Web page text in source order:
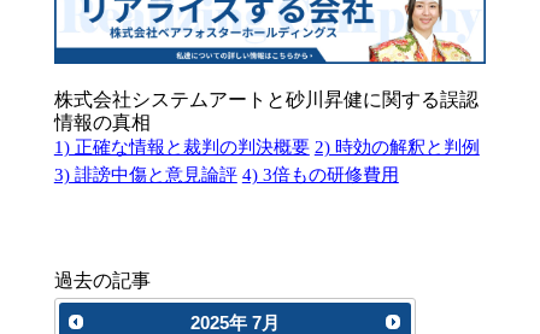
株式会社システムアートと砂川昇健に関する誤認
情報の真相
1) 正確な情報と裁判の判決概要 2) 時効の解釈と判例
3) 誹謗中傷と意見論評 4) 3倍もの研修費用
過去の記事
2025年 7月